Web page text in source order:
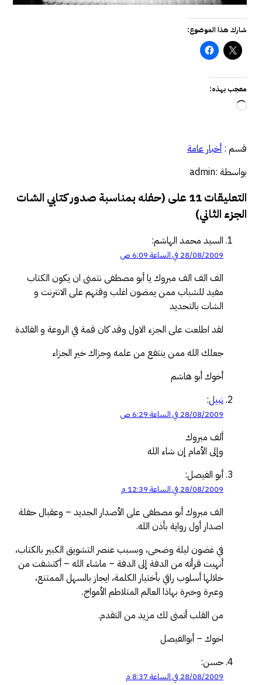
شارك هذا الموضوع:
معجب بهذه:
جاري
قسم : أخبار عامة
بواسطة :admin
التعليقات 11 على (حفله بمناسبة صدور كتابي الشات
الجزء الثاني)
السيد محمد الهاشم:
28/08/2009 في الساعة 6:09 ص
الف الف الف مبروك يا أبو مصطفى نتمنى ان يكون الكتاب
مفيد للشباب ممن يمضون اغلب وقتهم على الانترنت و
الشات بالتحديد
لقد اطلعت على الجزء الاول وقد كان قمة في الروعة و الفائدة
جعلك الله ممن ينتفع من علمه وجزاك خير الجزاء
أخوك أبو هاشم
نبيل:
28/08/2009 في الساعة 6:29 ص
ألف مبروك
وإلى الأمام إن شاء الله
أبو الفيصل:
28/08/2009 في الساعة 12:39 م
الف مبروك أبو مصطفى على الأصدار الجديد – وعقبال حفلة
اصدار أول رواية بأذن الله.
في غضون ليلة وضحى، وبسبب عنصر التشويق الكبير بالكتاب،
أنهيت قرأته من الدفة إلى الدفة – ماشاء الله – أكتشفت من
خلالها أسلوب راقي بأختيار الكلمة، ايجاز بالسهل الممتنع،
وعبرة وخبرة بهاذا العالم المتلاطم الأمواج.
من القلب أتمنى لك مزيد من التقدم.
اخوك – أبوالفيصل
حسن:
28/08/2009 في الساعة 8:37 م